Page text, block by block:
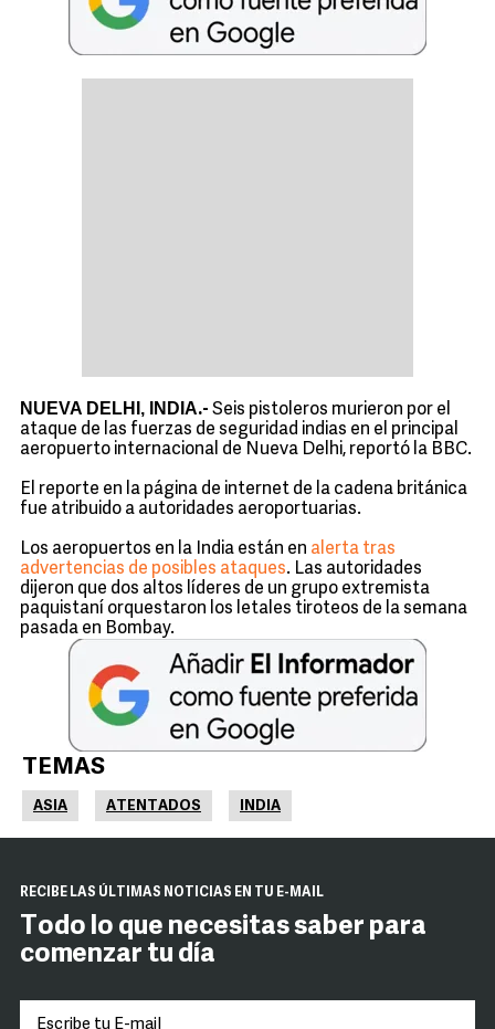
NUEVA DELHI, INDIA.- Seis pistoleros murieron por el
ataque de las fuerzas de seguridad indias en el principal
aeropuerto internacional de Nueva Delhi, reportó la BBC.
El reporte en la página de internet de la cadena británica
fue atribuido a autoridades aeroportuarias.
Los aeropuertos en la India están en alerta tras
advertencias de posibles ataques. Las autoridades
dijeron que dos altos líderes de un grupo extremista
paquistaní orquestaron los letales tiroteos de la semana
pasada en Bombay.
TEMAS
ASIA ATENTADOS INDIA
RECIBE LAS ÚLTIMAS NOTICIAS EN TU E-MAIL
Todo lo que necesitas saber para
comenzar tu día